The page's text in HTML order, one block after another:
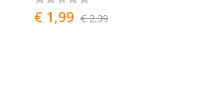
€ 1,99 € 2,39